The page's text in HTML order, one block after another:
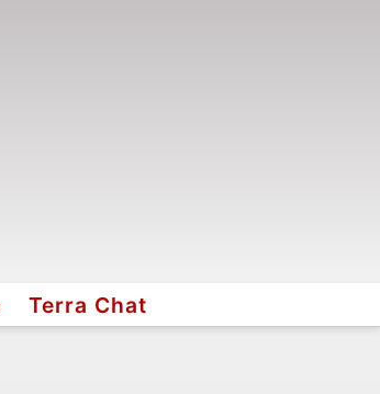
Terra Chat